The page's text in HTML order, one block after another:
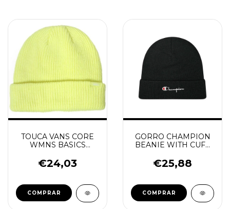
TOUCA VANS CORE
WMNS BASICS
€24,03
COMPRAR
GORRO CHAMPION
BEANIE WITH CUFF
€25,88
COMPRAR